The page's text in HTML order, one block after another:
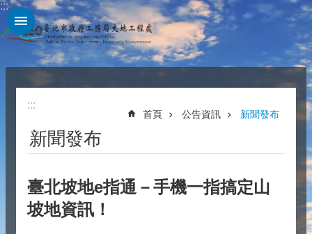
跳到主要內容區塊
:::
:::
首頁 公告資訊 新聞發布
新聞發布
臺北坡地e指通－手機一指搞定山
坡地資訊！